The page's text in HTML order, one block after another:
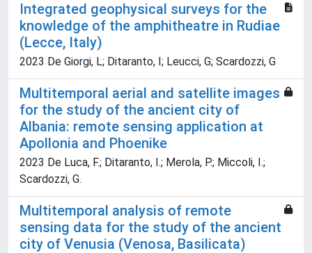
Integrated geophysical surveys for the
knowledge of the amphitheatre in Rudiae
(Lecce, Italy)
2023 De Giorgi, L; Ditaranto, I; Leucci, G; Scardozzi, G
Multitemporal aerial and satellite images
for the study of the ancient city of
Albania: remote sensing application at
Apollonia and Phoenike
2023 De Luca, F.; Ditaranto, I.; Merola, P.; Miccoli, I.;
Scardozzi, G.
Multitemporal analysis of remote
sensing data for the study of the ancient
city of Venusia (Venosa, Basilicata)